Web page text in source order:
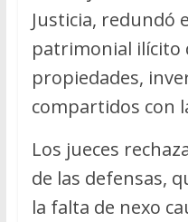
Justicia, redundó
patrimonial ilícito
propiedades,
compartidos con
Los jueces
de las defensas,
la falta de nexo